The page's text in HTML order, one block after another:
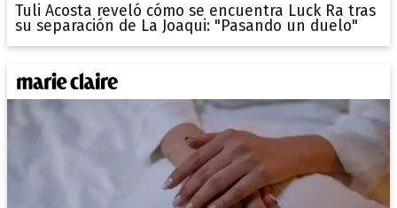
Tuli Acosta reveló cómo se encuentra Luck Ra tras
su separación de La Joaqui: "Pasando un duelo"